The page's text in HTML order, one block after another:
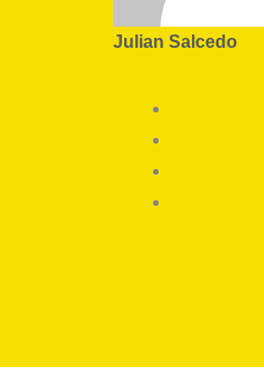
Julian Salcedo